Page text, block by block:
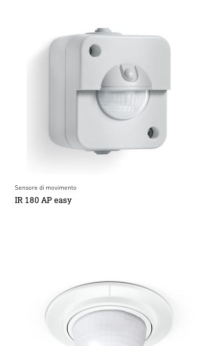
Sensore di movimento
IR 180 AP easy